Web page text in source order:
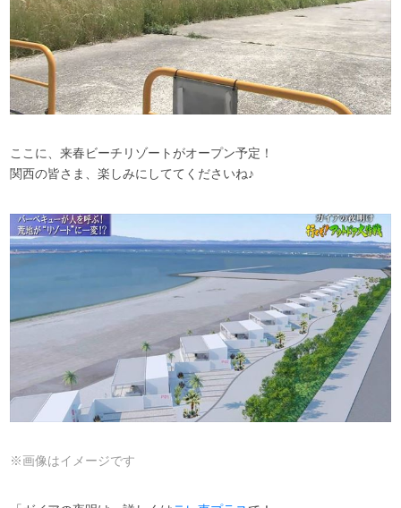
ここに、来春ビーチリゾートがオープン予定！
関西の皆さま、楽しみにしててくださいね♪
※画像はイメージです